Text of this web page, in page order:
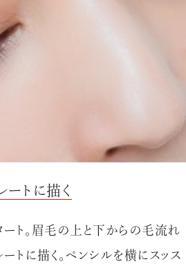
トに描く
ト。眉毛の上と下からの毛流れ
トに描く。ペンシルを横にスッス